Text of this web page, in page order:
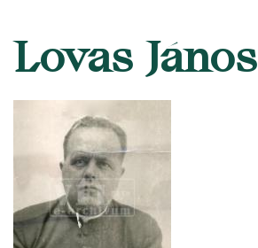
Lovas János